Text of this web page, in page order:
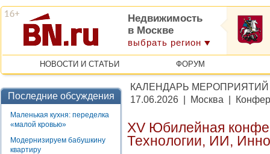
Недвижимость
в Москве
выбрать регион
НОВОСТИ И СТАТЬИ ФОРУМ
Последние обсуждения
Маленькая кухня: переделка
«малой кровью»
Модернизируем бабушкину
квартиру
КАЛЕНДАРЬ МЕРОПРИЯТИЙ
17.06.2026 | Москва |
XV Юбилейная
Технологии, ИИ,